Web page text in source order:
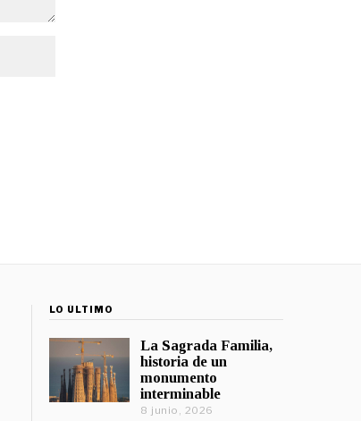
LO ÚLTIMO
La Sagrada Familia,
historia de un
monumento
interminable
8 junio, 2026